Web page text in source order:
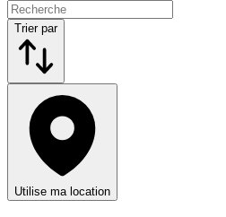
Trier par
Utilise ma location